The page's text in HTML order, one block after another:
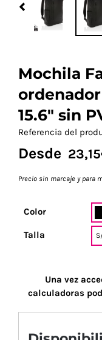
Previous
Mochila
15.6″ sin
Referencia del
Desde 23,15
Precio sin marcaje y para
Color
Talla
Una vez
calculadoras